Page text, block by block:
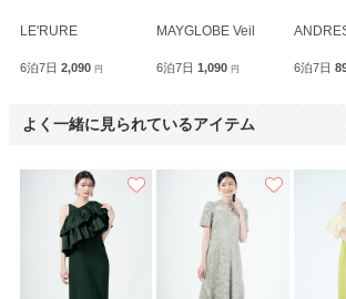
LE'RURE
6泊7日 2,090 円
MAYGLOBE Veil
6泊7日1,090円 6泊7日
よく一緒に見られているアイテム